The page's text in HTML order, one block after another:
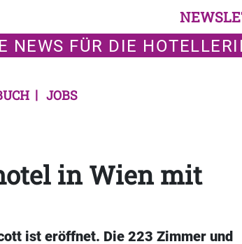
NEWS FÜR DIE
JOBS
in Wien mit
ist eröffnet. Die 223 Zimmer und